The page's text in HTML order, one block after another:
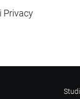
Privacy